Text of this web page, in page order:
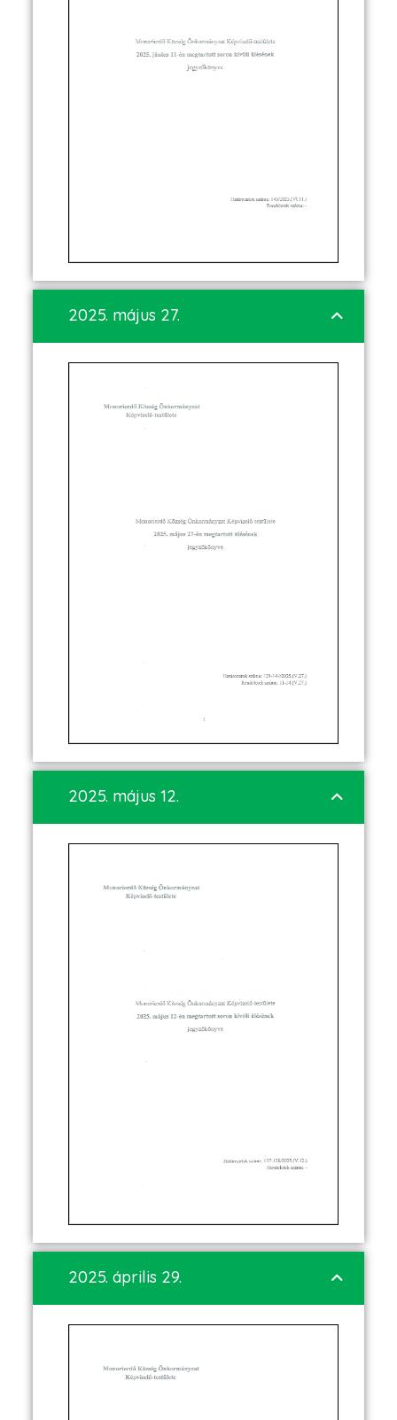
2025. május 27.
2025. május 12.
2025. április 29.